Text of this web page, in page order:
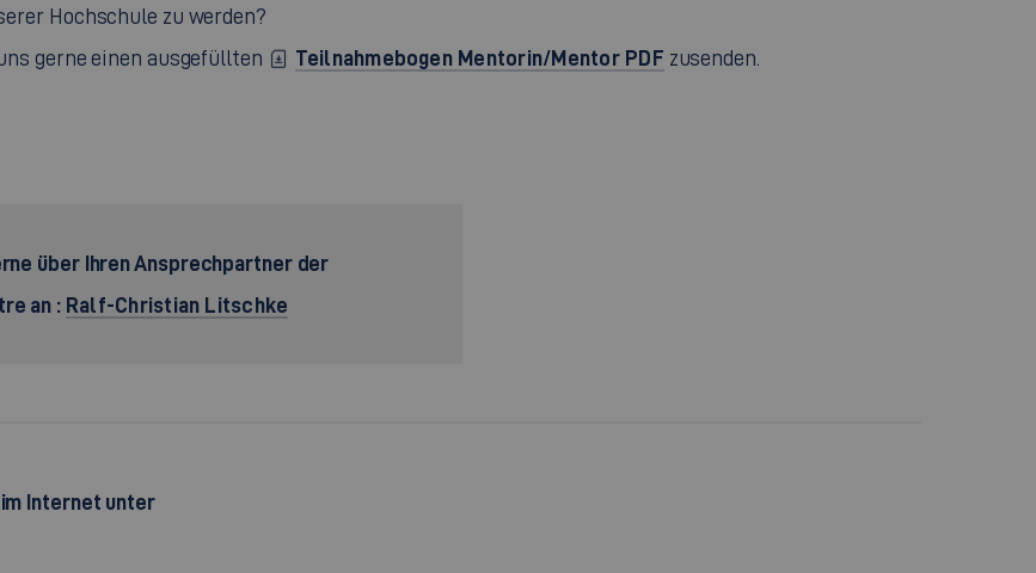
Hochschule zu werden?
gerne einen ausgefüllten
Teilnahmebogen Mentorin/Mentor PDF zusenden.
über Ihren Ansprechpartner der
an : Ralf-Christian Litschke
Internet unter